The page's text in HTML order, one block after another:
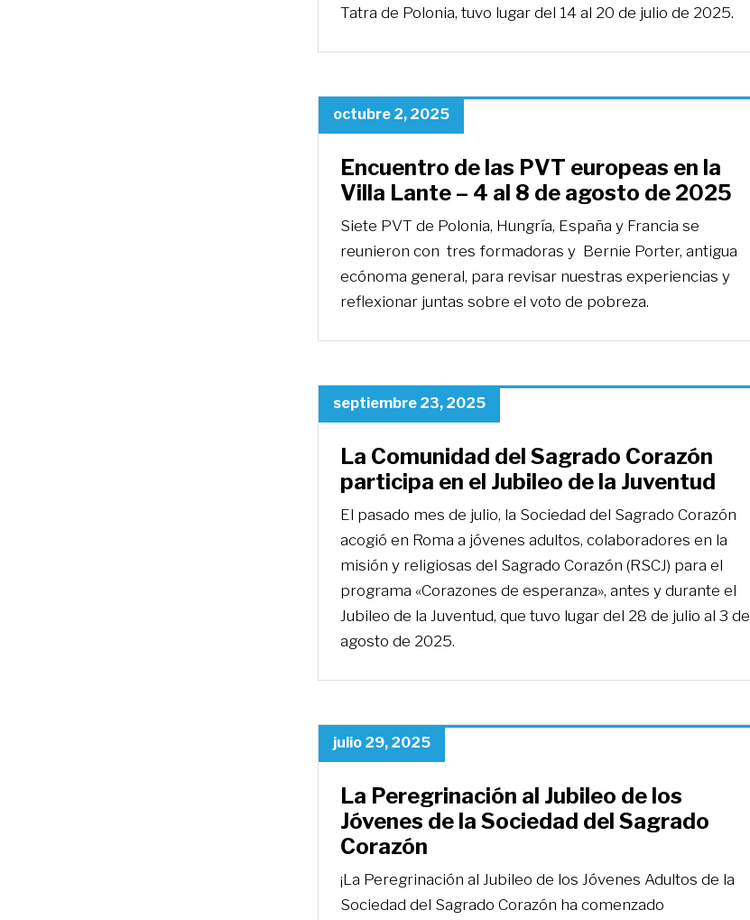
Tatra de Polonia, tuvo lugar del 14 al 20 de julio de 2025.
octubre 2, 2025
Encuentro de las PVT europeas en la
Villa Lante – 4 al 8 de agosto de 2025
Siete PVT de Polonia, Hungría, España y Francia se
reunieron con tres formadoras y Bernie Porter, antigua
ecónoma general, para revisar nuestras experiencias y
reflexionar juntas sobre el voto de pobreza.
septiembre 23, 2025
La Comunidad del Sagrado Corazón
participa en el Jubileo de la Juventud
El pasado mes de julio, la Sociedad del Sagrado Corazón
acogió en Roma a jóvenes adultos, colaboradores en la
misión y religiosas del Sagrado Corazón (RSCJ) para el
programa «Corazones de esperanza», antes y durante el
Jubileo de la Juventud, que tuvo lugar del 28 de julio al 3 de
agosto de 2025.
julio 29, 2025
La Peregrinación al Jubileo de los
Jóvenes de la Sociedad del Sagrado
Corazón
¡La Peregrinación al Jubileo de los Jóvenes Adultos de la
Sociedad del Sagrado Corazón ha comenzado